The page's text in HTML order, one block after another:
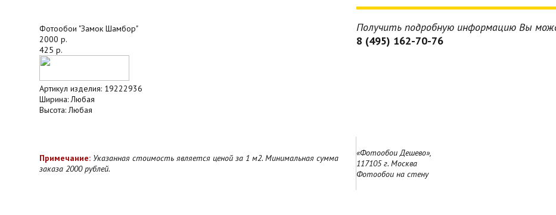
Фотообои "Замок Шамбор"
2000 р.
425 р.
Артикул изделия: 19222936
Ширина:Любая
Высота:Любая
Получить подробную информацию Вы
8 (495) 162-70-76
Примечание: Указанная стоимость является ценой за 1 м2. Минимальная сумма
заказа 2000 рублей.
«Фотообои Дешево»,
117105 г. Москва
Фотообои на стену